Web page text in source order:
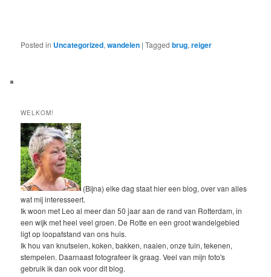
Posted in Uncategorized,wandelen |Tagged brug,reiger
WELKOM!
(Bijna) elke dag staat hier een blog, over van alles
wat mij interesseert.
Ik woon met Leo al meer dan 50 jaar aan de rand van Rotterdam, in
een wijk met heel veel groen. De Rotte en een groot wandelgebied
ligt op loopafstand van ons huis.
Ik hou van knutselen, koken, bakken, naaien, onze tuin, tekenen,
stempelen. Daarnaast fotografeer ik graag. Veel van mijn foto's
gebruik ik dan ook voor dit blog.